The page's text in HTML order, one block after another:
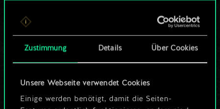
Zustimmung Details Über Cookies
Unsere Webseite verwendet Cookies
Einige werden benötigt, damit die Seiten-
Bis jetzt ist dies nur
ein geteilter Satz
Karten.
Wo es doch so viel
mehr sein kann!